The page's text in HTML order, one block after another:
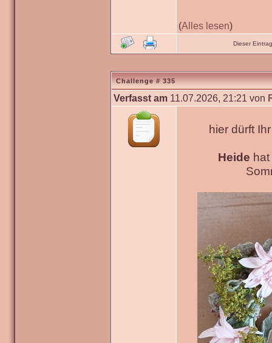
(Alles lesen)
Dieser
Challenge # 335
Verfasst am 11.07.2026, 21:21 von
hier dürft
Heide